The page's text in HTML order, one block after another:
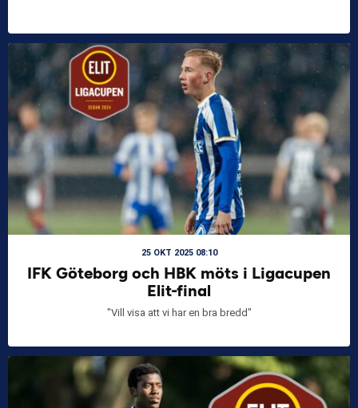
25 OKT 2025 08:10
IFK Göteborg och HBK möts i Ligacupen
Elit-final
"Vill visa att vi har en bra bredd"